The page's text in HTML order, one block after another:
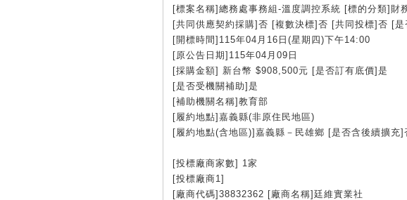
[標案名稱]總務處事務組-溫度調控系統 [標的分類]財
[共同供應契約採購]否 [複數決標]否 [共同投標]否 [是
[開標時間]115年04月16日(星期四)下午14:00
[原公告日期]115年04月09日
[採購金額] 新台幣 $908,500元 [是否訂有底價]是
[是否受機關補助]是
[補助機關名稱]教育部
[履約地點]嘉義縣(非原住民地區)
[履約地點(含地區)]嘉義縣－民雄鄉 [是否含後續擴充]
[投標廠商家數] 1家
[投標廠商1]
[廠商代碼]38832362 [廠商名稱]廷維實業社